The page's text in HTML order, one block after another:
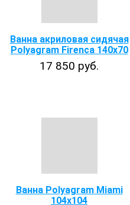
Ванна акриловая сидячая
Polyagram Firenca 140x70
17 850 руб.
Ванна Polyagram Miami
104х104